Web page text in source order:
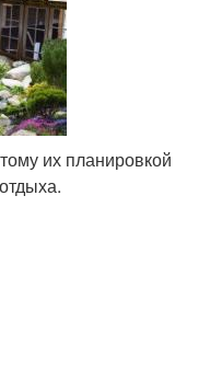
их планировкой